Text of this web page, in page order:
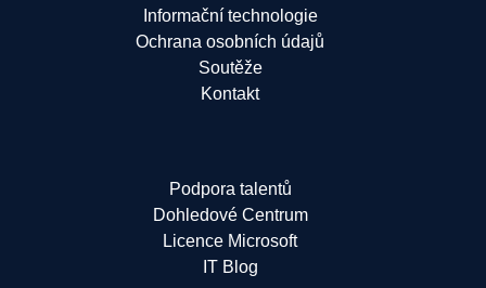
Informační technologie
Ochrana osobních údajů
Soutěže
Kontakt
Podpora talentů
Dohledové Centrum
Licence Microsoft
IT Blog